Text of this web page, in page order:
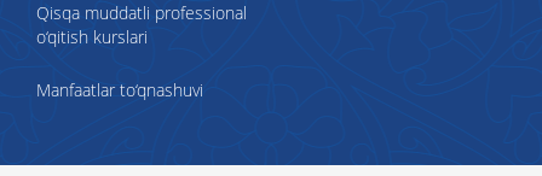
Qisqa muddatli professional
o‘qitish kurslari
Manfaatlar to‘qnashuvi